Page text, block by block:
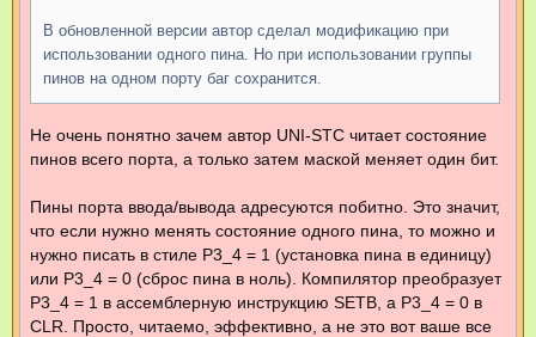
В обновленной версии автор сделал модификацию при
использовании одного пина. Но при использовании группы
пинов на одном порту баг сохранится.
Не очень понятно зачем автор UNI-STC читает состояние
пинов всего порта, а только затем маской меняет один бит.
Пины порта ввода/вывода адресуются побитно. Это значит,
что если нужно менять состояние одного пина, то можно и
нужно писать в стиле P3_4 = 1 (установка пина в единицу)
или P3_4 = 0 (сброс пина в ноль). Компилятор преобразует
P3_4 = 1 в ассемблерную инструкцию SETB, а P3_4 = 0 в
CLR. Просто, читаемо, эффективно, а не это вот ваше все